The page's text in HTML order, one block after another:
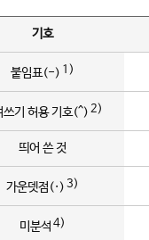
기호
붙임표(-) 1)
쓰기 허용 기호(^) 2)
띄어 쓴 것
가운뎃점(·) 3)
미분석 4)